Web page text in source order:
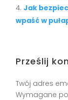
Jak
wpaść w
Prześlij
Twój adres
Wymagane